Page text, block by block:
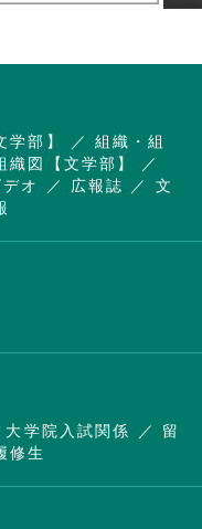
学部】
組織・組
織図【文学部】
オ 広報誌
文
大学院入試関係
留
修生